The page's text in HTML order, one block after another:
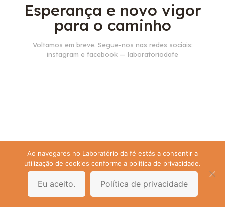
Esperança e novo vigor
para o caminho
Voltamos em breve. Segue-nos nas redes sociais:
instagram e facebook — laboratoriodafe
Ao navegares no Laboratório da fé estás a consentir a
utilização de cookies conforme a política de privacidade.
Eu aceito. Política de privacidade